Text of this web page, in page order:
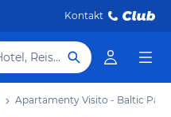
Kontakt
Hotel, Reiseziel
Apartamenty Visito - Baltic Park